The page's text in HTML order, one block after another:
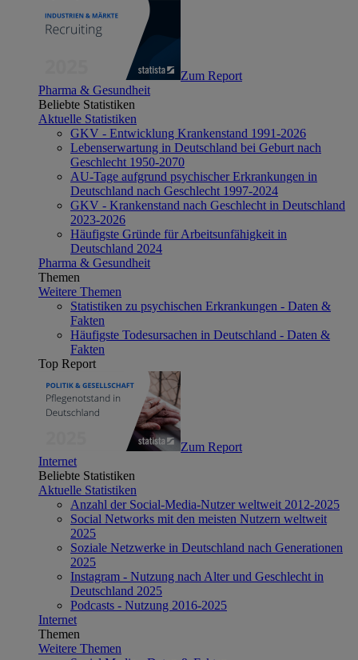
Zum Report
Pharma & Gesundheit
Beliebte Statistiken
Aktuelle Statistiken
GKV - Entwicklung Krankenstand 1991-2026
Lebenserwartung in Deutschland bei Geburt nach
Geschlecht 1950-2070
AU-Tage aufgrund psychischer Erkrankungen in
Deutschland nach Geschlecht 1997-2024
GKV - Krankenstand nach Geschlecht in Deutschland
2023-2026
Häufigste Gründe für Arbeitsunfähigkeit in
Deutschland 2024
Pharma & Gesundheit
Themen
Weitere Themen
Statistiken zu psychischen Erkrankungen - Daten &
Fakten
Häufigste Todesursachen in Deutschland - Daten &
Fakten
Top Report
Zum Report
Internet
Beliebte Statistiken
Aktuelle Statistiken
Anzahl der Social-Media-Nutzer weltweit 2012-2025
Social Networks mit den meisten Nutzern weltweit
2025
Soziale Netzwerke in Deutschland nach Generationen
2025
Instagram - Nutzung nach Alter und Geschlecht in
Deutschland 2025
Podcasts - Nutzung 2016-2025
Internet
Themen
Weitere Themen